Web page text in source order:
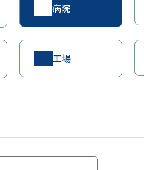
病院
工場